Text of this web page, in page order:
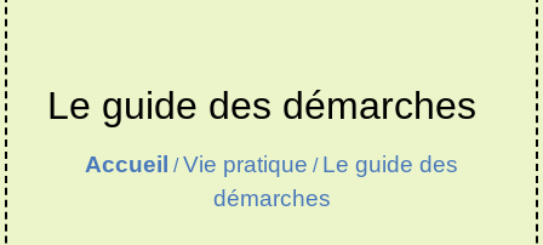
Le guide des démarches
Accueil /Vie pratique / Le guide des
démarches